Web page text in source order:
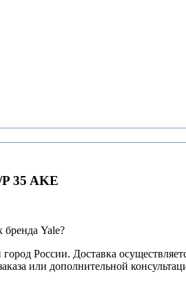
35 AKE
бренда Yale?
России. Доставка
или дополнительной